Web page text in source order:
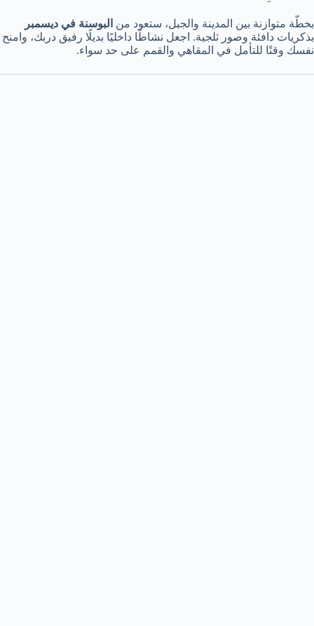
بخطّة متوازنة بين المدينة والجبل، ستعود من البوسنة في ديسمبر
بذكريات دافئة وصور ثلجية. اجعل نشاطًا داخليًا بديلًا رفيق دربك، وامنح
نفسك وقتًا للتأمل في المقاهي والقمم على حد سواء.